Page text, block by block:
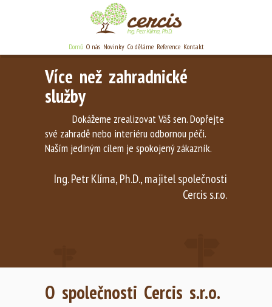
Domů O nás Novinky Co děláme Reference Kontakt
Více než zahradnické
služby
Dokážeme zrealizovat Váš sen. Dopřejte
své zahradě nebo interiéru odbornou péči.
Naším jediným cílem je spokojený zákazník.
Ing. Petr Klíma, Ph.D., majitel společnosti
Cercis s.r.o.
O společnosti Cercis s.r.o.